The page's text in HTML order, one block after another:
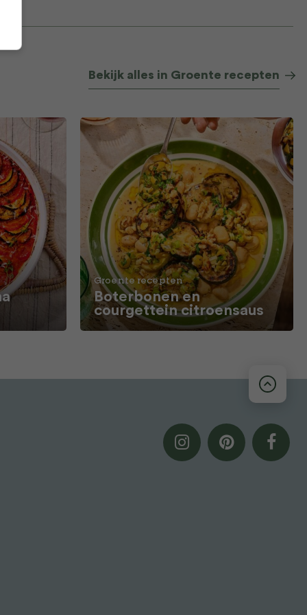
Bekijk alles in Groente recepten
Groente recepten
Boterbonen en
courgettein citroensaus